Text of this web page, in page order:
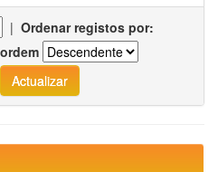
| Ordenar registos por: